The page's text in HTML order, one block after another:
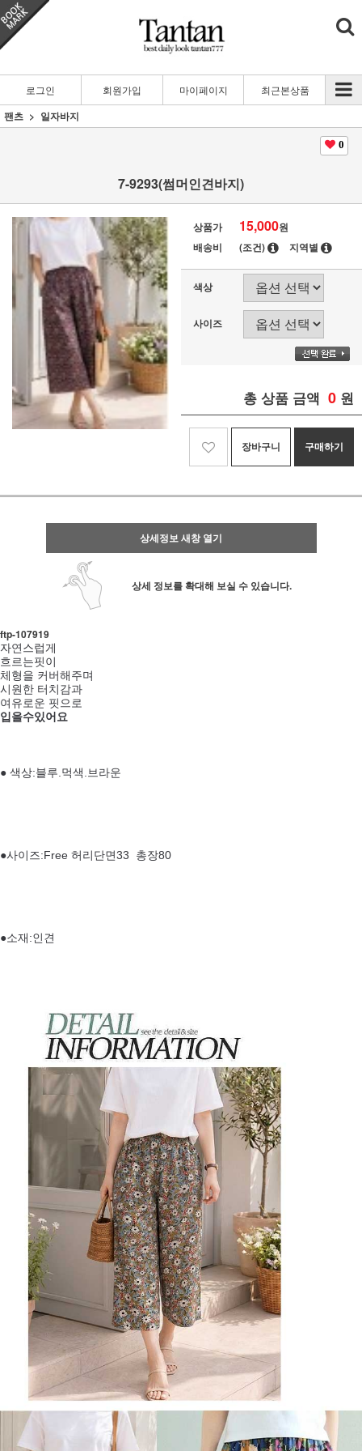
로그인 회원가입 마이페이지 최근본상품
팬츠 일자바지
0
7-9293(썸머인견바지)
상품가 15,000원
배송비
(조건) 지역별
색상
사이즈
총 상품 금액 0 원
장바구니 구매하기
상세정보 새창 열기
상세 정보를 확대해 보실 수 있습니다.
ftp- 107919
자연스럽게
흐르는핏이
체형을 커버해주며
시원한 터치감과
여유로운 핏으로
입을수있어요
● 색상:블루.먹색.브라운
●사이즈:Free 허리단면33 총장80
●소재:인견